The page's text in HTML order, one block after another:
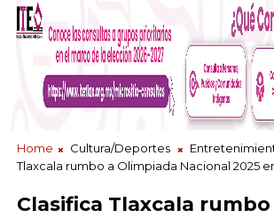
Home Cultura/Deportes
Tlaxcala rumbo a Olimpiada Nacional 2025
Clasifica Tlaxcala rumbo